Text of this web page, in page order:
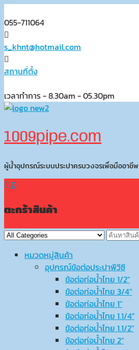
to
content
055-711064
s_khnt@hotmail.com
สถานที่ตั้ง
เวลาทำการ - 8.30am - 05.30pm
1009pipe.com
ผู้น้ำอุปกรณ์ระบบประปาครบวงจรเพื่อมืออาชีพ
0
ตะกร้าสินค้า
หมวดหมู่สินค้า
อุปกรณ์ข้อต่อประปาพีวีซี
ข้อต่อท่อน้ำไทย 1/2″
ข้อต่อท่อน้ำไทย 3/4″
ข้อต่อท่อน้ำไทย 1″
ข้อต่อท่อน้ำไทย 1.1/4″
ข้อต่อท่อน้ำไทย 1.1/2″
ข้อต่อท่อน้ำไทย 2″